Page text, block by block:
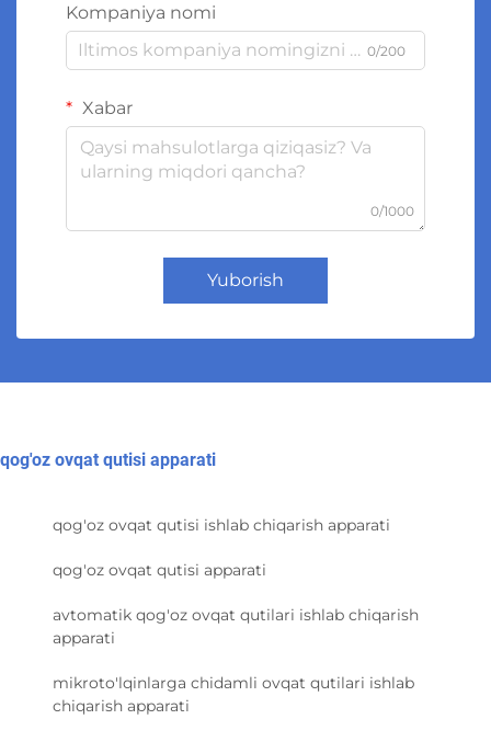
Kompaniya nomi
0/200
Xabar
0/1000
Yuborish
qog'oz ovqat qutisi apparati
qog'oz ovqat qutisi ishlab chiqarish apparati
qog'oz ovqat qutisi apparati
avtomatik qog'oz ovqat qutilari ishlab chiqarish
apparati
mikroto'lqinlarga chidamli ovqat qutilari ishlab
chiqarish apparati